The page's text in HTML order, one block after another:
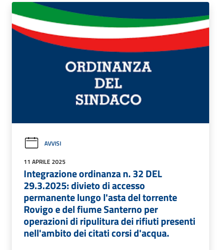
AVVISI
11 APRILE 2025
Integrazione ordinanza n. 32 DEL
29.3.2025: divieto di accesso
permanente lungo l'asta del torrente
Rovigo e del fiume Santerno per
operazioni di ripulitura dei rifiuti presenti
nell'ambito dei citati corsi d'acqua.